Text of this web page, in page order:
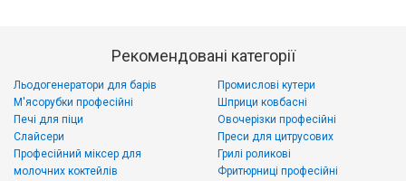
Рекомендовані категорії
Льодогенератори для барів
М'ясорубки професійні
Печі для піци
Слайсери
Промислові кутери
Шприци ковбасні
Овочерізки професійні
Преси для цитрусових
Професійний міксер для
молочних коктейлів
Грилі роликові
Фритюрниці професійні